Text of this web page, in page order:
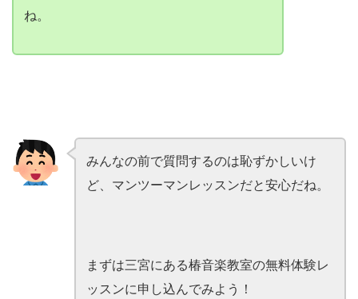
ね。
みんなの前で質問するのは恥ずかしいけ
ど、マンツーマンレッスンだと安心だね。
まずは三宮にある椿音楽教室の無料体験レ
ッスンに申し込んでみよう！